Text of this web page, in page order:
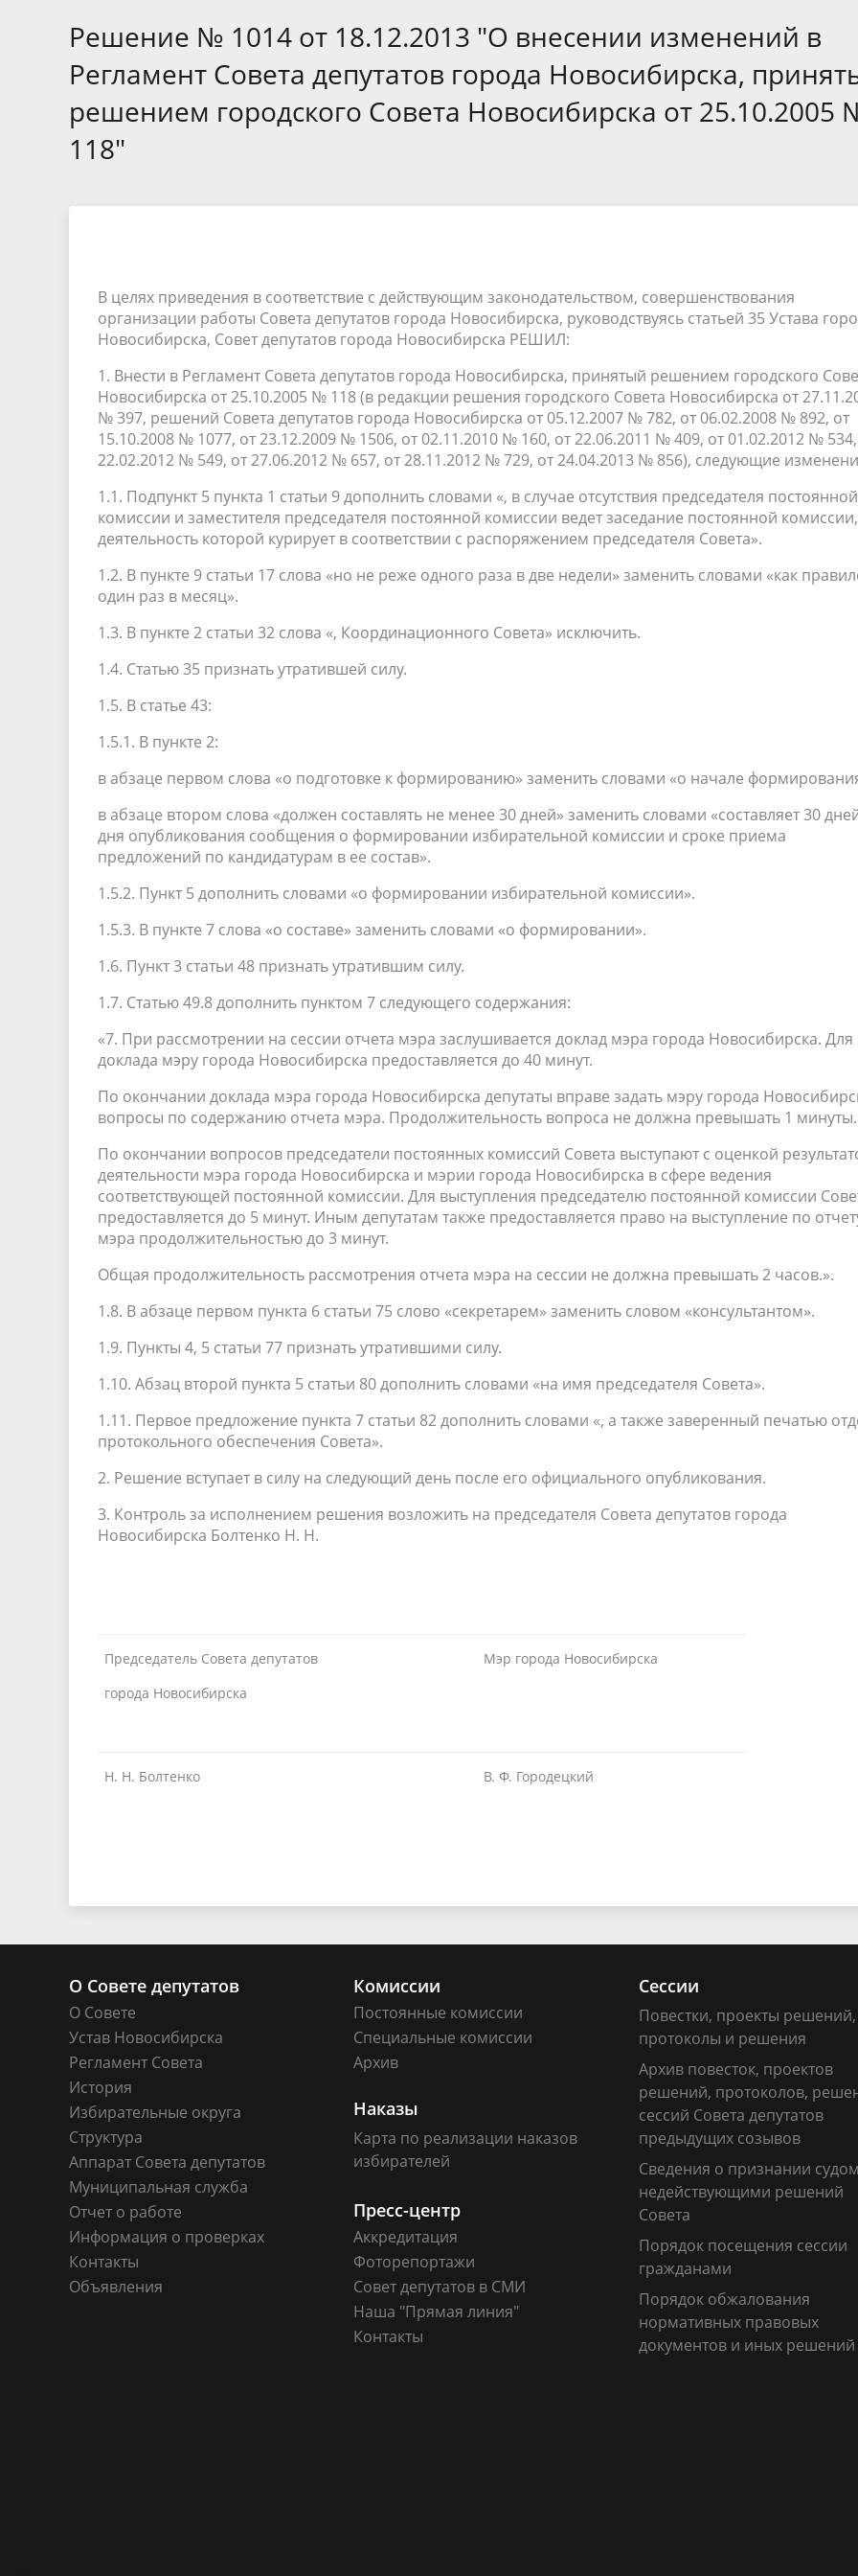
Отчет о работе
Информация о проверках Контакты
депутатов предыдущих созывов
Порядок обжалования
правовых документов и иных
решений
Комиссия по вопросам
Обратная связь для сообщений о
фактах коррупции
Сведения об использовании
выделяемых бюджетных
Решение № 1014 от 18.12.2013 "О внесении изменений в
Регламент Совета депутатов города Новосибирска,
решением городского Совета Новосибирска от 25.10.2005
118"
В целях приведения в соответствие с действующим законодательством, совершенствования
организации работы Совета депутатов города Новосибирска, руководствуясь статьей 35 Устава
Новосибирска, Совет депутатов города Новосибирска РЕШИЛ:
1. Внести в Регламент Совета депутатов города Новосибирска, принятый решением городского
Новосибирска от 25.10.2005 № 118 (в редакции решения городского Совета Новосибирска от
№ 397, решений Совета депутатов города Новосибирска от 05.12.2007 № 782, от 06.02.2008 № 892, от
15.10.2008 № 1077, от 23.12.2009 № 1506, от 02.11.2010 № 160, от 22.06.2011 № 409, от 01.02.2012 №
22.02.2012 № 549, от 27.06.2012 № 657, от 28.11.2012 № 729, от 24.04.2013 № 856), следующие
1.1. Подпункт 5 пункта 1 статьи 9 дополнить словами «, в случае отсутствия председателя постоянной
комиссии и заместителя председателя постоянной комиссии ведет заседание постоянной комиссии,
деятельность которой курирует в соответствии с распоряжением председателя Совета».
1.2. В пункте 9 статьи 17 слова «но не реже одного раза в две недели» заменить словами «как
один раз в месяц».
1.3. В пункте 2 статьи 32 слова «, Координационного Совета» исключить.
1.4. Статью 35 признать утратившей силу.
1.5. В статье 43:
1.5.1. В пункте 2:
в абзаце первом слова «о подготовке к формированию» заменить словами «о начале
в абзаце втором слова «должен составлять не менее 30 дней» заменить словами «составляет 30
дня опубликования сообщения о формировании избирательной комиссии и сроке приема
предложений по кандидатурам в ее состав».
1.5.2. Пункт 5 дополнить словами «о формировании избирательной комиссии».
1.5.3. В пункте 7 слова «о составе» заменить словами «о формировании».
1.6. Пункт 3 статьи 48 признать утратившим силу.
1.7. Статью 49.8 дополнить пунктом 7 следующего содержания:
«7. При рассмотрении на сессии отчета мэра заслушивается доклад мэра города Новосибирска. Для
доклада мэру города Новосибирска предоставляется до 40 минут.
По окончании доклада мэра города Новосибирска депутаты вправе задать мэру города
вопросы по содержанию отчета мэра. Продолжительность вопроса не должна превышать 1 минуты.
По окончании вопросов председатели постоянных комиссий Совета выступают с оценкой
деятельности мэра города Новосибирска и мэрии города Новосибирска в сфере ведения
соответствующей постоянной комиссии. Для выступления председателю постоянной комиссии
предоставляется до 5 минут. Иным депутатам также предоставляется право на выступление по
мэра продолжительностью до 3 минут.
Общая продолжительность рассмотрения отчета мэра на сессии не должна превышать 2 часов.».
1.8. В абзаце первом пункта 6 статьи 75 слово «секретарем» заменить словом «консультантом».
1.9. Пункты 4, 5 статьи 77 признать утратившими силу.
1.10. Абзац второй пункта 5 статьи 80 дополнить словами «на имя председателя Совета».
1.11. Первое предложение пункта 7 статьи 82 дополнить словами «, а также заверенный печатью
протокольного обеспечения Совета».
2. Решение вступает в силу на следующий день после его официального опубликования.
3. Контроль за исполнением решения возложить на председателя Совета депутатов города
Новосибирска Болтенко Н. Н.
Председатель Совета депутатов
города Новосибирска
Мэр города Новосибирска
Н. Н. Болтенко В. Ф. Городецкий
О Совете депутатов
О Совете
Устав Новосибирска
Регламент Совета
История
Избирательные округа
Структура
Аппарат Совета депутатов
Муниципальная служба
Отчет о работе
Информация о проверках
Контакты
Объявления
Комиссии
Постоянные комиссии
Специальные комиссии
Архив
Сессии
Повестки, проекты решений,
протоколы и решения
Архив повесток, проектов
решений, протоколов,
сессий Совета депутатов
предыдущих созывов
Сведения о признании
недействующими решений
Совета
Порядок посещения сессии
гражданами
Порядок обжалования
нормативных правовых
документов и иных решений
Наказы
Карта по реализации наказов
избирателей
Пресс-центр
Аккредитация
Фоторепортажи
Совет депутатов в СМИ
Наша "Прямая линия"
Контакты